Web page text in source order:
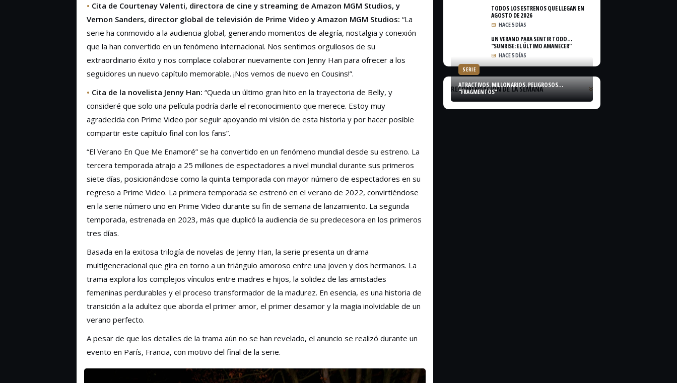
• Cita de Courtenay Valenti, directora de cine y streaming de Amazon MGM Studios, y
Vernon Sanders, director global de televisión de Prime Video y Amazon MGM Studios: “La
serie ha conmovido a la audiencia global, generando momentos de alegría, nostalgia y conexión
que la han convertido en un fenómeno internacional. Nos sentimos orgullosos de su
extraordinario éxito y nos complace colaborar nuevamente con Jenny Han para ofrecer a los
seguidores un nuevo capítulo memorable. ¡Nos vemos de nuevo en Cousins!”.
• Cita de la novelista Jenny Han: “Queda un último gran hito en la trayectoria de Belly, y
consideré que solo una película podría darle el reconocimiento que merece. Estoy muy
agradecida con Prime Video por seguir apoyando mi visión de esta historia y por hacer posible
compartir este capítulo final con los fans”.
“El Verano En Que Me Enamoré” se ha convertido en un fenómeno mundial desde su estreno. La
tercera temporada atrajo a 25 millones de espectadores a nivel mundial durante sus primeros
siete días, posicionándose como la quinta temporada con mayor número de espectadores en su
regreso a Prime Video. La primera temporada se estrenó en el verano de 2022, convirtiéndose
en la serie número uno en Prime Video durante su fin de semana de lanzamiento. La segunda
temporada, estrenada en 2023, más que duplicó la audiencia de su predecesora en los primeros
tres días.
Basada en la exitosa trilogía de novelas de Jenny Han, la serie presenta un drama
multigeneracional que gira en torno a un triángulo amoroso entre una joven y dos hermanos. La
trama explora los complejos vínculos entre madres e hijos, la solidez de las amistades
femeninas perdurables y el proceso transformador de la madurez. En esencia, es una historia de
transición a la adultez que aborda el primer amor, el primer desamor y la magia inolvidable de un
verano perfecto.
A pesar de que los detalles de la trama aún no se han revelado, el anuncio se realizó durante un
evento en París, Francia, con motivo del final de la serie.
TODOS LOS ESTRENOS QUE LLEGAN EN
AGOSTO DE 2026
HACE 5 DÍAS
UN VERANO PARA SENTIR TODO…
“SUNRISE: EL ÚLTIMO AMANECER”
HACE 5 DÍAS
RECOMENDACIÓN DE LA SEMANA
SERIE
ATRACTIVOS. MILLONARIOS. PELIGROSOS…
“FRAGMENTOS”